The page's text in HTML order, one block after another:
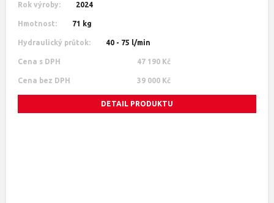
Rok výroby: 2024
Hmotnost: 71 kg
Hydraulický průtok: 40 - 75 l/min
Cena s DPH 47 190 Kč
Cena bez DPH 39 000 Kč
DETAIL PRODUKTU